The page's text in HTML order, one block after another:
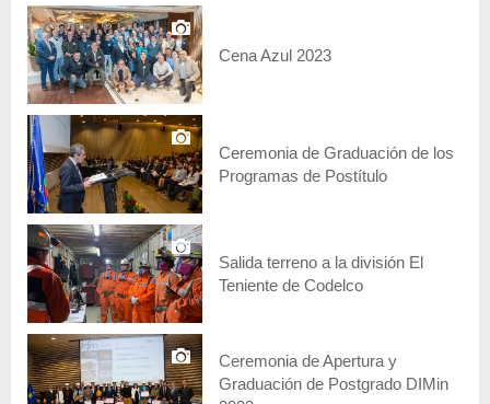
Cena Azul 2023
Ceremonia de Graduación de los
Programas de Postítulo
Salida terreno a la división El
Teniente de Codelco
Ceremonia de Apertura y
Graduación de Postgrado DIMin